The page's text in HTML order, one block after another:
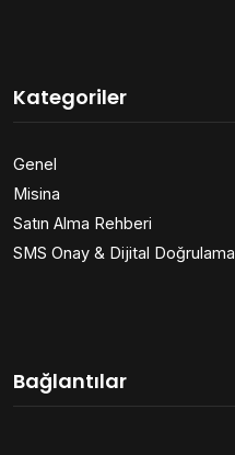
Kategoriler
Genel
Misina
Satın Alma Rehberi
SMS Onay & Dijital Doğrulama
Bağlantılar